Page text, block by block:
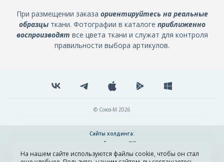
При размещении заказа ориентируйтесь на реальные
образцыткани. Фотографии в каталоге приближенно
воспроизводят все цвета ткани и служат для контроля
правильности выбора артикулов.
© Союз-М 2026
Сайты холдинга:
На нашем сайте используются файлы cookie, чтобы он стал